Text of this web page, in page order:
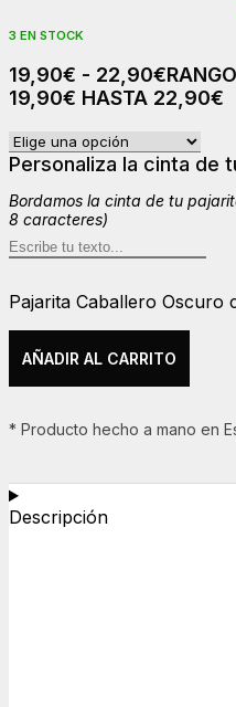
3 EN STOCK
19,90€ - 22,90€
19,90€ HASTA 22,90€
Personaliza la cinta de
Bordamos la cinta de tu
8 caracteres)
Pajarita Caballero Oscuro
AÑADIR AL CARRITO
* Producto hecho a mano en
Descripción